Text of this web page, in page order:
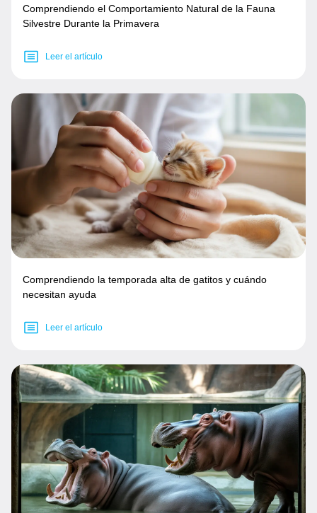
Comprendiendo el Comportamiento Natural de la Fauna
Silvestre Durante la Primavera
Leer el artículo
Comprendiendo la temporada alta de gatitos y cuándo
necesitan ayuda
Leer el artículo